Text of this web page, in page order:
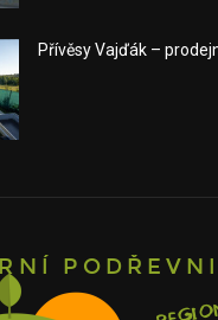
Přívěsy Vajďák –